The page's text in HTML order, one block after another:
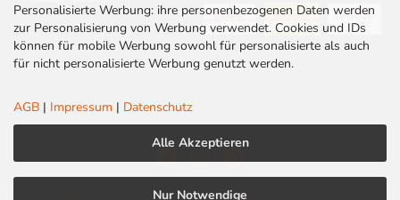
Personalisierte Werbung: ihre personenbezogenen Daten werden
zur Personalisierung von Werbung verwendet. Cookies und IDs
können für mobile Werbung sowohl für personalisierte als auch
für nicht personalisierte Werbung genutzt werden.
AGB | Impressum | Datenschutz
Alle Akzeptieren
Nur Notwendige